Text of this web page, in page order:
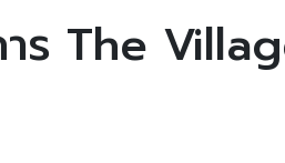
าร The